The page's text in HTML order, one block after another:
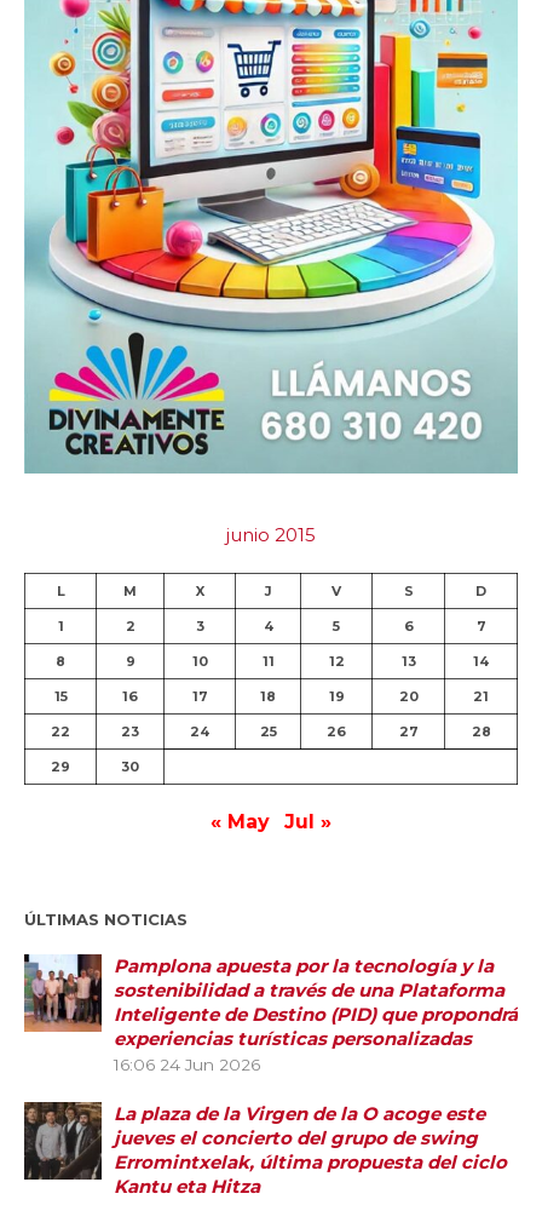
junio 2015
L M X J V S D
1 2 3 4 5 6 7
8 9 10 11 12 13 14
15 16 17 18 19 20 21
22 23 24 25 26 27 28
29 30
« May Jul »
ÚLTIMAS NOTICIAS
Pamplona apuesta por la tecnología y la
sostenibilidad a través de una Plataforma
Inteligente de Destino (PID) que propondrá
experiencias turísticas personalizadas
16:06 24 Jun 2026
La plaza de la Virgen de la O acoge este
jueves el concierto del grupo de swing
Erromintxelak, última propuesta del ciclo
Kantu eta Hitza